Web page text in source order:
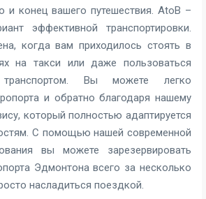
и конец вашего путешествия. AtoB –
эффективной транспортировки.
когда вам приходилось стоять в
на такси или даже пользоваться
Вы можете легко
и обратно благодаря нашему
который полностью адаптируется
С помощью нашей современной
вы можете зарезервировать
Эдмонтона всего за несколько
насладиться поездкой.